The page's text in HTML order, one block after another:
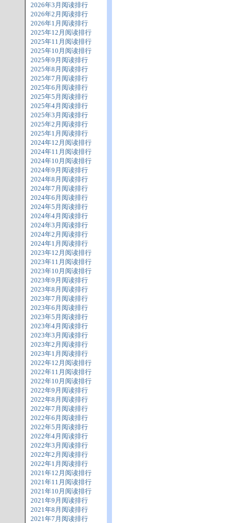
2026年3月阅读排行
2026年2月阅读排行
2026年1月阅读排行
2025年12月阅读排行
2025年11月阅读排行
2025年10月阅读排行
2025年9月阅读排行
2025年8月阅读排行
2025年7月阅读排行
2025年6月阅读排行
2025年5月阅读排行
2025年4月阅读排行
2025年3月阅读排行
2025年2月阅读排行
2025年1月阅读排行
2024年12月阅读排行
2024年11月阅读排行
2024年10月阅读排行
2024年9月阅读排行
2024年8月阅读排行
2024年7月阅读排行
2024年6月阅读排行
2024年5月阅读排行
2024年4月阅读排行
2024年3月阅读排行
2024年2月阅读排行
2024年1月阅读排行
2023年12月阅读排行
2023年11月阅读排行
2023年10月阅读排行
2023年9月阅读排行
2023年8月阅读排行
2023年7月阅读排行
2023年6月阅读排行
2023年5月阅读排行
2023年4月阅读排行
2023年3月阅读排行
2023年2月阅读排行
2023年1月阅读排行
2022年12月阅读排行
2022年11月阅读排行
2022年10月阅读排行
2022年9月阅读排行
2022年8月阅读排行
2022年7月阅读排行
2022年6月阅读排行
2022年5月阅读排行
2022年4月阅读排行
2022年3月阅读排行
2022年2月阅读排行
2022年1月阅读排行
2021年12月阅读排行
2021年11月阅读排行
2021年10月阅读排行
2021年9月阅读排行
2021年8月阅读排行
2021年7月阅读排行